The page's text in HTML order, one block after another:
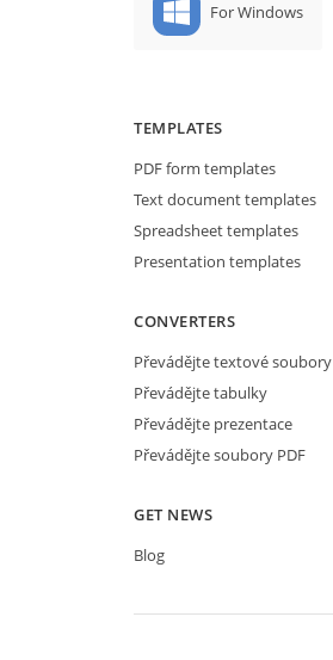
For Windows
TEMPLATES
PDF form templates
Text document templates
Spreadsheet templates
Presentation templates
CONVERTERS
Převádějte textové soubory
Převádějte tabulky
Převádějte prezentace
Převádějte soubory PDF
GET NEWS
Blog